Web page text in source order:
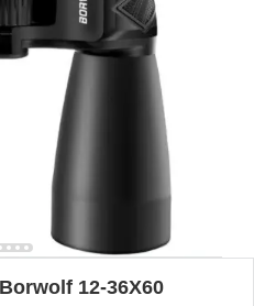
12-36X60